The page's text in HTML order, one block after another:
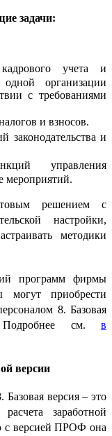
задачи:
кадрового учета и
организации
с требованиями
и взносов.
законодательства и
управления
мероприятий.
решением с
настройки,
методики
программ фирмы
могут приобрести
8. Базовая
Подробнее см. в
версии
версия – это
заработной
с версией ПРОФ она